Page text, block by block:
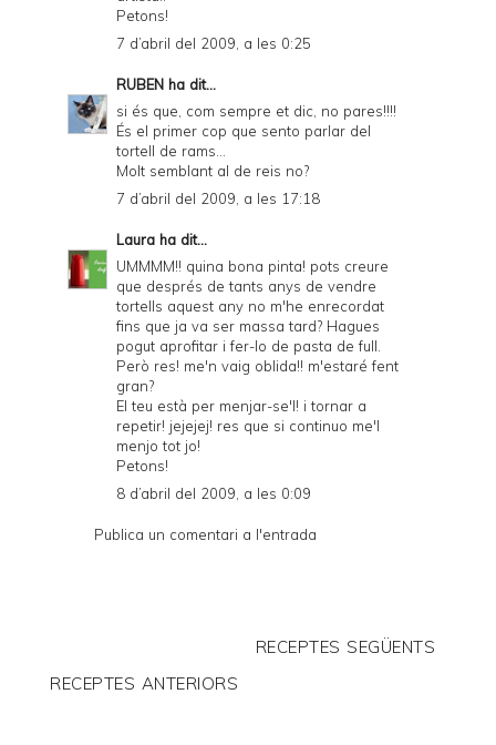
Petons!
7 d’abril del 2009, a les 0:25
RUBEN ha dit...
si és que, com sempre et dic, no pares!!!!
És el primer cop que sento parlar del
tortell de rams...
Molt semblant al de reis no?
7 d’abril del 2009, a les 17:18
Laura ha dit...
UMMMM!! quina bona pinta! pots creure
que després de tants anys de vendre
tortells aquest any no m'he enrecordat
fins que ja va ser massa tard? Hagues
pogut aprofitar i fer-lo de pasta de full.
Però res! me'n vaig oblida!! m'estaré fent
gran?
El teu està per menjar-se'l! i tornar a
repetir! jejejej! res que si continuo me'l
menjo tot jo!
Petons!
8 d’abril del 2009, a les 0:09
Publica un comentari a l'entrada
RECEPTES SEGÜENTS
RECEPTES ANTERIORS